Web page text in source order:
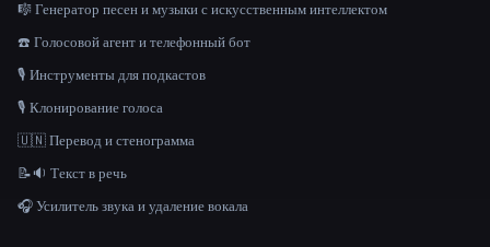
🎼 Генератор песен и музыки с искусственным интеллектом
☎️ Голосовой агент и телефонный бот
🎙️ Инструменты для подкастов
🎙️ Клонирование голоса
🇺🇳 Перевод и стенограмма
📝🔉 Текст в речь
🎧 Усилитель звука и удаление вокала